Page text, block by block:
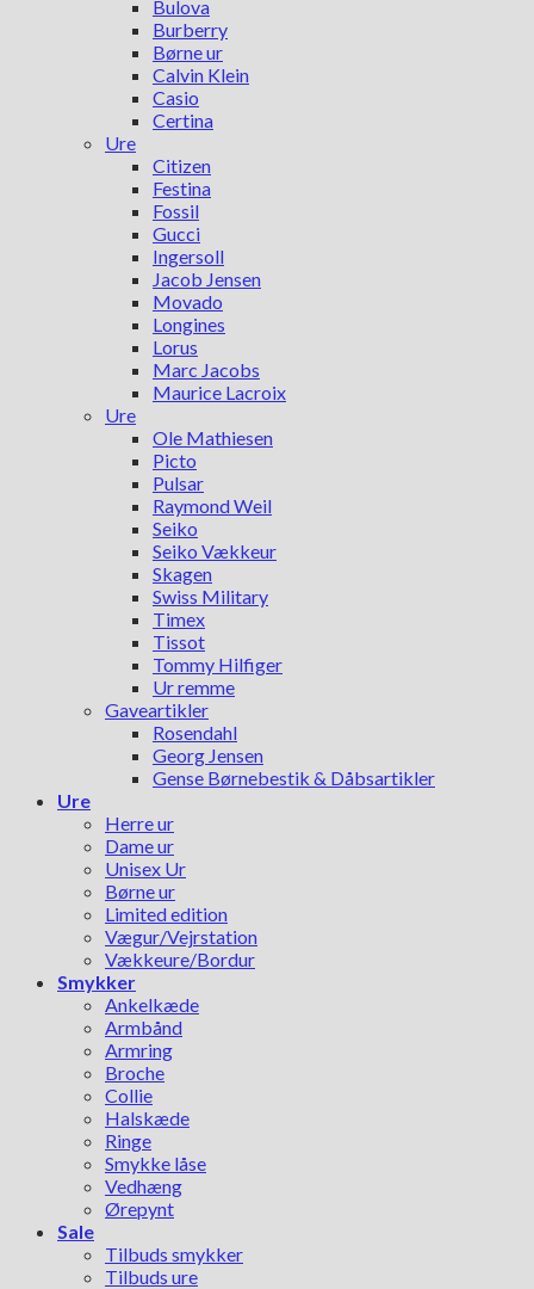
Bulova
Burberry
Børne ur
Calvin Klein
Casio
Certina
Ure
Citizen
Festina
Fossil
Gucci
Ingersoll
Jacob Jensen
Movado
Longines
Lorus
Marc Jacobs
Maurice Lacroix
Ure
Ole Mathiesen
Picto
Pulsar
Raymond Weil
Seiko
Seiko Vækkeur
Skagen
Swiss Military
Timex
Tissot
Tommy Hilfiger
Ur remme
Gaveartikler
Rosendahl
Georg Jensen
Gense Børnebestik & Dåbsartikler
Ure
Herre ur
Dame ur
Unisex Ur
Børne ur
Limited edition
Vægur/Vejrstation
Vækkeure/Bordur
Smykker
Ankelkæde
Armbånd
Armring
Broche
Collie
Halskæde
Ringe
Smykke låse
Vedhæng
Ørepynt
Sale
Tilbuds smykker
Tilbuds ure